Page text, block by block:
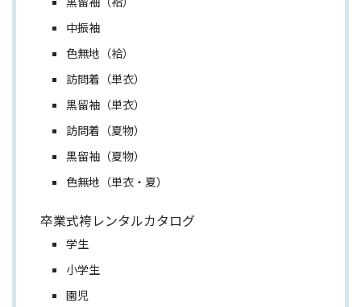
中振袖
色無地（袷）
訪問着（単衣）
黒留袖（単衣）
訪問着（夏物）
黒留袖（夏物）
色無地（単衣・夏）
卒業式袴レンタルカタログ
学生
小学生
園児